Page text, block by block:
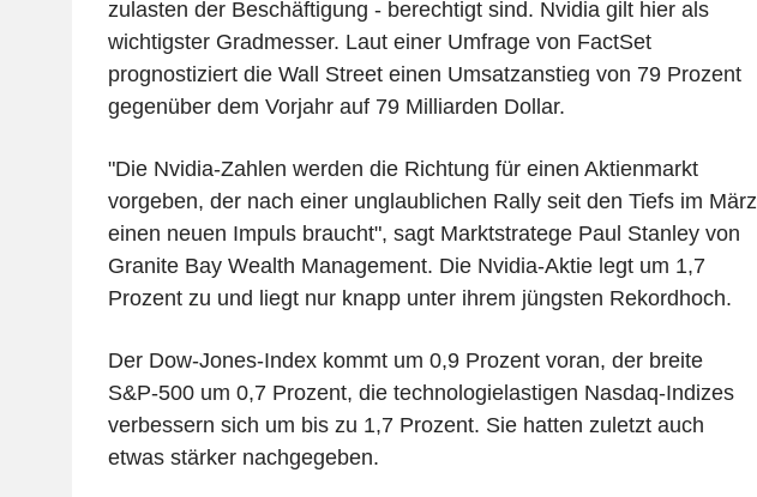
zulasten der Beschäftigung - berechtigt sind. Nvidia gilt hier als
wichtigster Gradmesser. Laut einer Umfrage von FactSet
prognostiziert die Wall Street einen Umsatzanstieg von 79 Prozent
gegenüber dem Vorjahr auf 79 Milliarden Dollar.
"Die Nvidia-Zahlen werden die Richtung für einen Aktienmarkt
vorgeben, der nach einer unglaublichen Rally seit den Tiefs im März
einen neuen Impuls braucht", sagt Marktstratege Paul Stanley von
Granite Bay Wealth Management. Die Nvidia-Aktie legt um 1,7
Prozent zu und liegt nur knapp unter ihrem jüngsten Rekordhoch.
Der Dow-Jones-Index kommt um 0,9 Prozent voran, der breite
S&P-500 um 0,7 Prozent, die technologielastigen Nasdaq-Indizes
verbessern sich um bis zu 1,7 Prozent. Sie hatten zuletzt auch
etwas stärker nachgegeben.